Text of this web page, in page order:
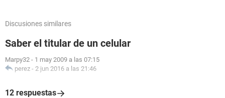
Discusiones similares
Saber el titular de un celular
Marpy32 - 1 may 2009 a las 07:15
perez - 2 jun 2016 a las 21:46
12 respuestas